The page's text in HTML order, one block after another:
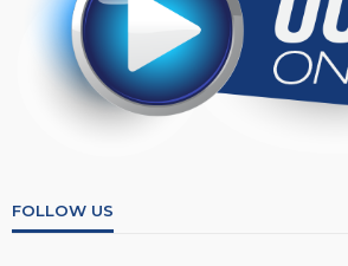
FOLLOW US